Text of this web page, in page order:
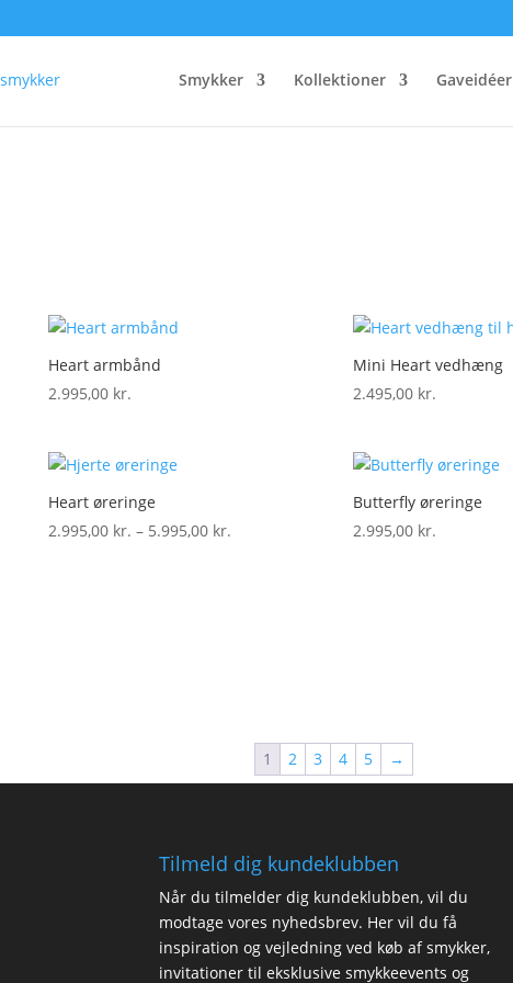
Smykker Kollektioner Gaveidéer
Heart armbånd
2.995,00 kr.
Mini Heart vedhæng
2.495,00 kr.
Heart øreringe
2.995,00 kr. – 5.995,00 kr.
Butterfly øreringe
2.995,00 kr.
1 2 3 4 5 →
Tilmeld dig kundeklubben
Når du tilmelder dig kundeklubben, vil du
modtage vores nyhedsbrev. Her vil du få
inspiration og vejledning ved køb af smykker,
invitationer til eksklusive smykkeevents og